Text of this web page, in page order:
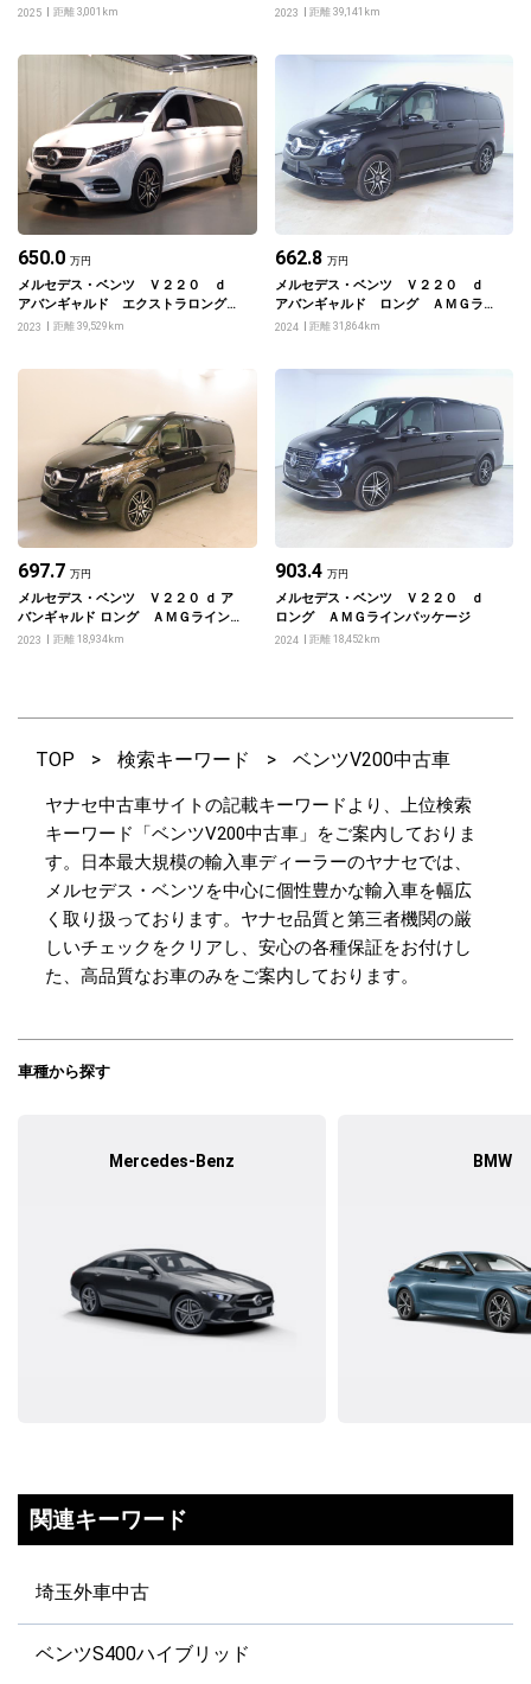
2025 距離 3,001km
ンパッケージ エクスクルーシブシー
2023 距離 39,141km
650.0 万円
メルセデス・ベンツ Ｖ２２０ ｄ
アバンギャルド エクストラロング
ＡＭＧラインパッケージ・エクスク
2023 距離 39,529km
662.8 万円
メルセデス・ベンツ Ｖ２２０ ｄ
アバンギャルド ロング ＡＭＧライ
ンパッケージ エクスクルーシブシー
2024 距離 31,864km
697.7 万円
メルセデス・ベンツ Ｖ２２０ ｄ ア
バンギャルド ロング ＡＭＧラインパ
ッケージ・エクスクルーシブシートパ
2023 距離 18,934km
903.4 万円
メルセデス・ベンツ Ｖ２２０ ｄ
ロング ＡＭＧラインパッケージ
2024 距離 18,452km
TOP > 検索キーワード > ベンツV200中古車
ヤナセ中古車サイトの記載キーワードより、上位検索
キーワード「ベンツV200中古車」をご案内しておりま
す。日本最大規模の輸入車ディーラーのヤナセでは、
メルセデス・ベンツを中心に個性豊かな輸入車を幅広
く取り扱っております。ヤナセ品質と第三者機関の厳
しいチェックをクリアし、安心の各種保証をお付けし
た、高品質なお車のみをご案内しております。
車種から探す
Mercedes-Benz BMW
関連キーワード
埼玉外車中古
ベンツS400ハイブリッド